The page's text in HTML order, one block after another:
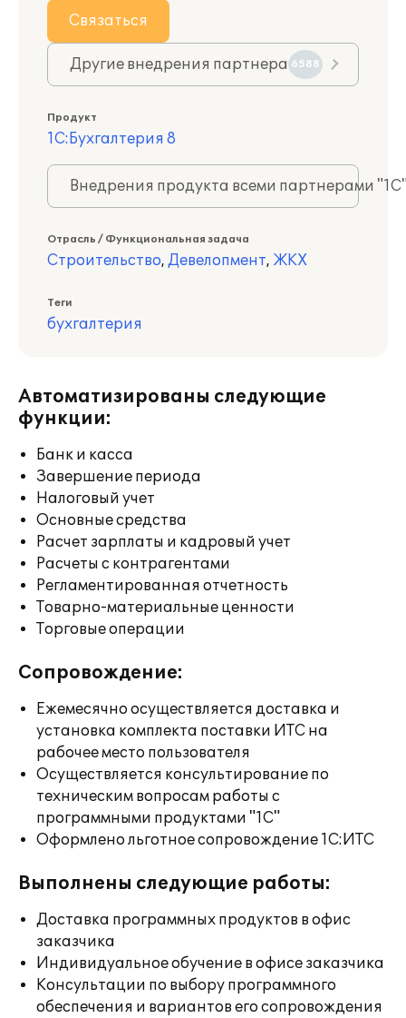
Связаться
Другие внедрения партнера 6588
Продукт
1С:Бухгалтерия 8
Внедрения продукта всеми партнерами
Отрасль / Функциональная задача
Строительство, Девелопмент, ЖКХ
Теги
бухгалтерия
Автоматизированы следующие
функции:
Банк и касса
Завершение периода
Налоговый учет
Основные средства
Расчет зарплаты и кадровый учет
Расчеты с контрагентами
Регламентированная отчетность
Товарно-материальные ценности
Торговые операции
Сопровождение:
Ежемесячно осуществляется доставка и
установка комплекта поставки ИТС на
рабочее место пользователя
Осуществляется консультирование по
техническим вопросам работы с
программными продуктами "1С"
Оформлено льготное сопровождение 1С:ИТС
Выполнены следующие работы:
Доставка программных продуктов в офис
заказчика
Индивидуальное обучение в офисе заказчика
Консультации по выбору программного
обеспечения и вариантов его сопровождения